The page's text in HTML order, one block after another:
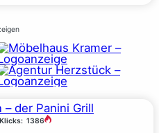
Klicks: 1386